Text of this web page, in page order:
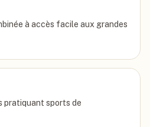
à accès facile aux grandes
pratiquant sports de